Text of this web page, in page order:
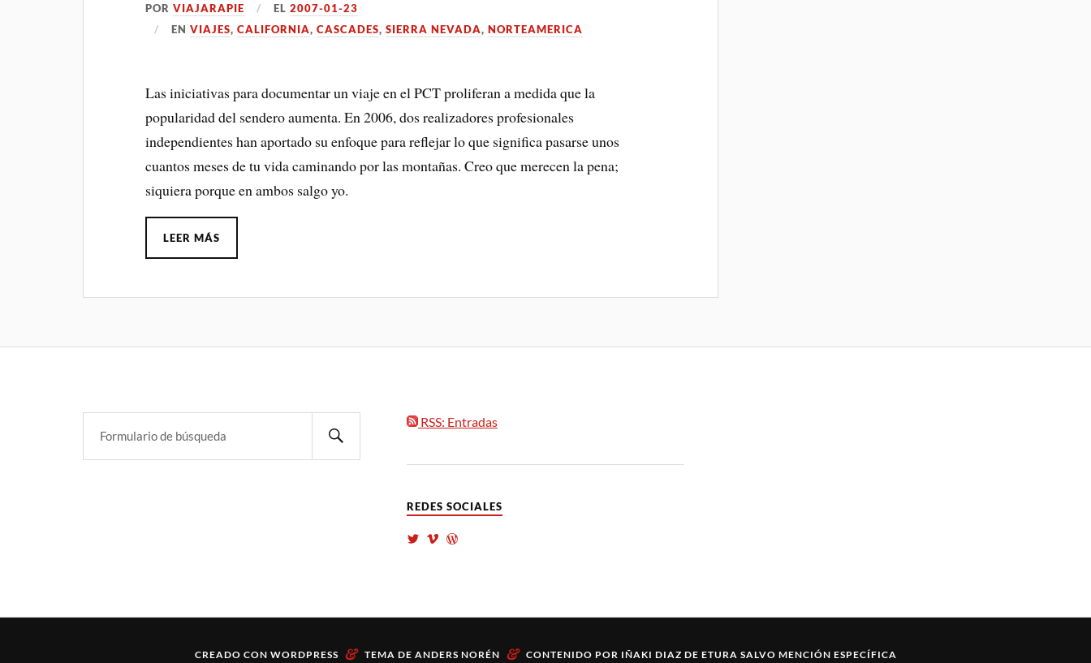
PORVIAJARAPIE EL2007-01-23
ENVIAJES,CALIFORNIA,CASCADES,SIERRA NEVADA,NORTEAMERICA
Las iniciativas para documentar un viaje en el PCT proliferan a medida que la
popularidad del sendero aumenta. En 2006, dos realizadores profesionales
independientes han aportado su enfoque para reflejar lo que significa pasarse unos
cuantos meses de tu vida caminando por las montañas. Creo que merecen la pena;
siquiera porque en ambos salgo yo.
LEER MÁS
RSS: Entradas
REDES SOCIALES
CREADO CON WORDPRESS & TEMA DE ANDERS NORÉN & CONTENIDO POR IÑAKI DIAZ DE ETURA SALVO MENCIÓN ESPECÍFICA